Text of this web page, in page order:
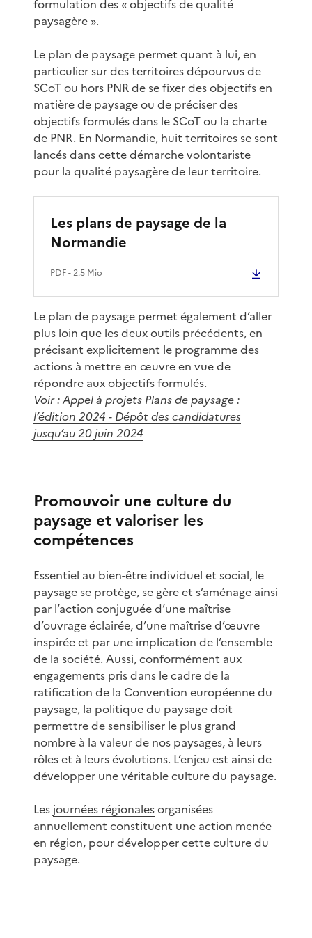
formulation des « objectifs de qualité
paysagère ».
Le plan de paysage permet quant à lui, en
particulier sur des territoires dépourvus de
SCoT ou hors PNR de se fixer des objectifs en
matière de paysage ou de préciser des
objectifs formulés dans le SCoT ou la charte
de PNR. En Normandie, huit territoires se sont
lancés dans cette démarche volontariste
pour la qualité paysagère de leur territoire.
Les plans de paysage de la
Normandie
PDF- 2.5 Mio
Le plan de paysage permet également d’aller
plus loin que les deux outils précédents, en
précisant explicitement le programme des
actions à mettre en œuvre en vue de
répondre aux objectifs formulés.
Voir :Appel à projets Plans de paysage :
l’édition 2024 - Dépôt des candidatures
jusqu’au 20 juin 2024
Promouvoir une culture du
paysage et valoriser les
compétences
Essentiel au bien-être individuel et social, le
paysage se protège, se gère et s’aménage ainsi
par l’action conjuguée d’une maîtrise
d’ouvrage éclairée, d’une maîtrise d’œuvre
inspirée et par une implication de l’ensemble
de la société. Aussi, conformément aux
engagements pris dans le cadre de la
ratification de la Convention européenne du
paysage, la politique du paysage doit
permettre de sensibiliser le plus grand
nombre à la valeur de nos paysages, à leurs
rôles et à leurs évolutions. L’enjeu est ainsi de
développer une véritable culture du paysage.
Les journées régionalesorganisées
annuellement constituent une action menée
en région, pour développer cette culture du
paysage.